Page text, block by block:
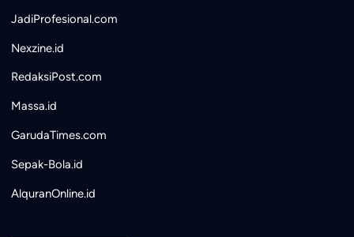
JadiProfesional.com
Nexzine.id
RedaksiPost.com
Massa.id
GarudaTimes.com
Sepak-Bola.id
AlquranOnline.id